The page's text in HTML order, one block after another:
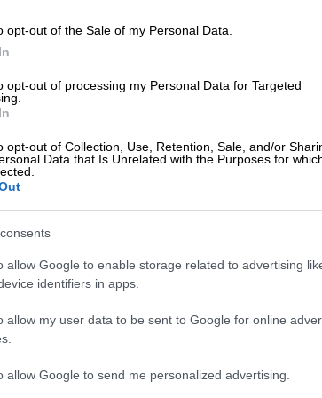
opt-out of the Sale of my Personal Data.
opt-out of processing my Personal Data for Targeted
opt-out of Collection, Use, Retention, Sale, and/or
Data that Is Unrelated with the Purposes for
allow Google to enable storage related to advertising
identifiers in apps.
allow my user data to be sent to Google for online
allow Google to send me personalized advertising.
Αλλαγή ώρας 2026: Ποια
Τη συγκεκριμένη μέρα, τα ρολόγια
Αλλαγή ώρας 2026: Πότε